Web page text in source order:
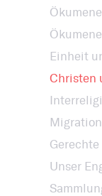
Ökumene
Einheit
Christen
Unser